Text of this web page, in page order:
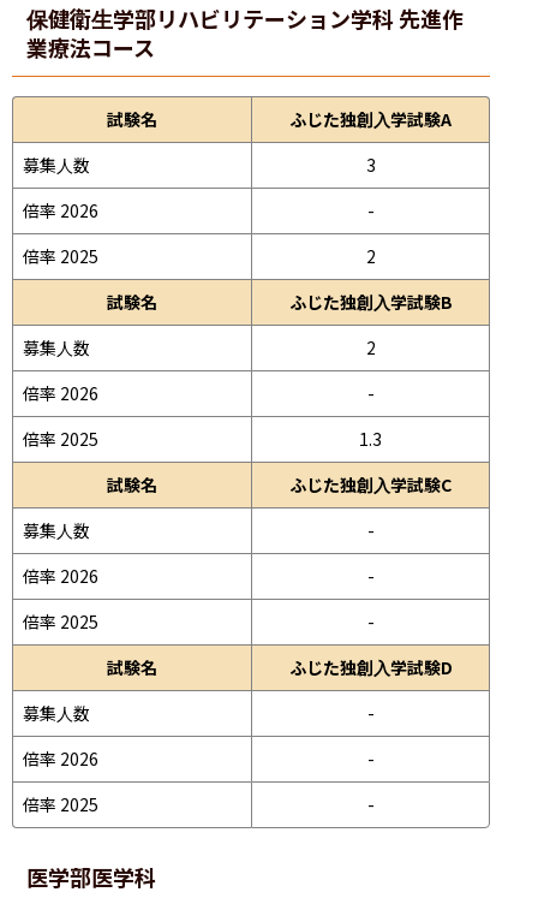
保健衛生学部リハビリテーション学科 先進作
業療法コース
試験名
ふじた独創入学試験A
募集人数
3
倍率 2026
-
倍率 2025
2
試験名
ふじた独創入学試験B
募集人数
2
倍率 2026
-
倍率 2025
1.3
試験名
ふじた独創入学試験C
募集人数
-
倍率 2026
-
倍率 2025
-
試験名
ふじた独創入学試験D
募集人数
-
倍率 2026
-
倍率 2025
-
医学部医学科